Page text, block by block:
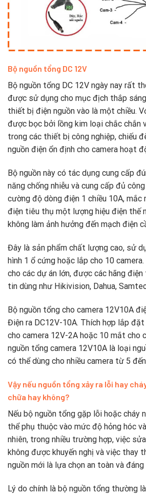
Bộ nguồn tổng DC 12V
Bộ nguồn tổng DC 12V ngày nay rất
được sử dụng cho mục địch thắp
thiết bị điện nguồn vào là một chiều.
được bọc bởi lồng kim loại chắc chắn
trong các thiết bị công nghiệp, chiếu
nguồn điện ổn định cho camera hoạt
Bộ nguồn này có tác dụng cung cấp
năng chống nhiễu và cung cấp đủ
cường độ dòng điện 1 chiều 10A,
điện tiêu thụ một lượng hiệu điện thế
không làm ảnh hưởng đến mạch điện
Đây là sản phẩm chất lượng cao, sử
hình 1 ổ cứng hoặc lắp cho 10
cho các dự án lớn, được các hãng
tin dùng như Hikivision, Dahua,
Bộ nguồn tổng cho camera 12V10A
Điện ra DC12V-10A. Thích hợp lắp
cho camera 12V-2A hoặc 10 mắt cho
nguồn tổng camera 12V10A là loại
có thể dùng cho nhiều camera từ 5
Vậy nếu nguồn tổng xảy ra lỗi hay
chữa hay không?
Nếu bộ nguồn tổng gặp lỗi hoặc cháy
thể phụ thuộc vào mức độ hỏng hóc
nhiên, trong nhiều trường hợp, việc
không được khuyến nghị và việc thay
nguồn mới là lựa chọn an toàn và
Lý do chính là bộ nguồn tổng thường